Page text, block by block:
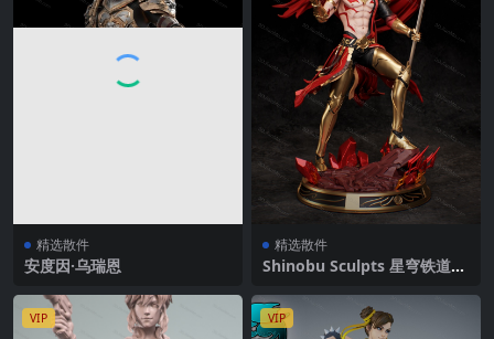
精选散件
安度因·乌瑞恩
精选散件
Shinobu Sculpts 星穹铁道
VIP VIP